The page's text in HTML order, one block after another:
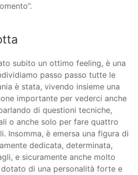
subito un ottimo feeling, è una
passo passo tutte le
è stata, vivendo insieme una
importante per vederci anche
di questioni tecniche,
o anche solo per fare quattro
Insomma, è emersa una figura di
dedicata, determinata,
e sicuramente anche molto
di una personalità forte e